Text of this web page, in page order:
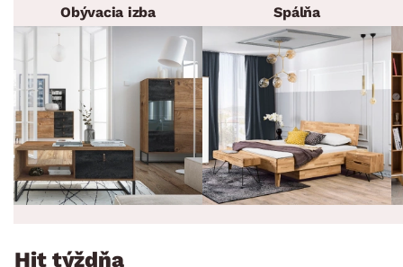
Obývacia izba Spálňa
Hit týždňa